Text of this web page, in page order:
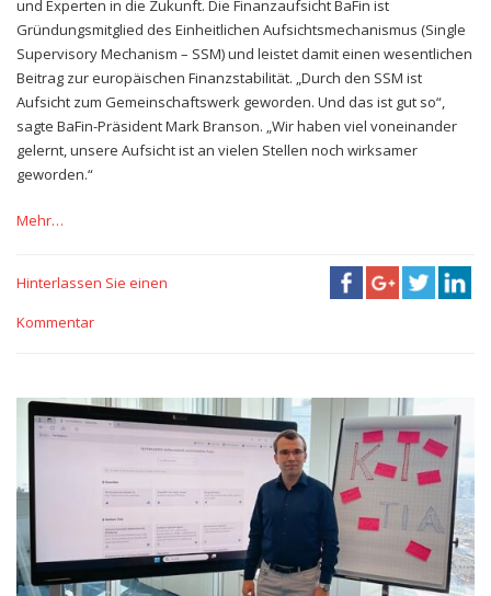
und Experten in die Zukunft. Die Finanzaufsicht BaFin ist
Gründungsmitglied des Einheitlichen Aufsichtsmechanismus (Single
Supervisory Mechanism – SSM) und leistet damit einen wesentlichen
Beitrag zur europäischen Finanzstabilität. „Durch den SSM ist
Aufsicht zum Gemeinschaftswerk geworden. Und das ist gut so“,
sagte BaFin-Präsident Mark Branson. „Wir haben viel voneinander
gelernt, unsere Aufsicht ist an vielen Stellen noch wirksamer
geworden.“
Mehr…
Hinterlassen Sie einen
Kommentar